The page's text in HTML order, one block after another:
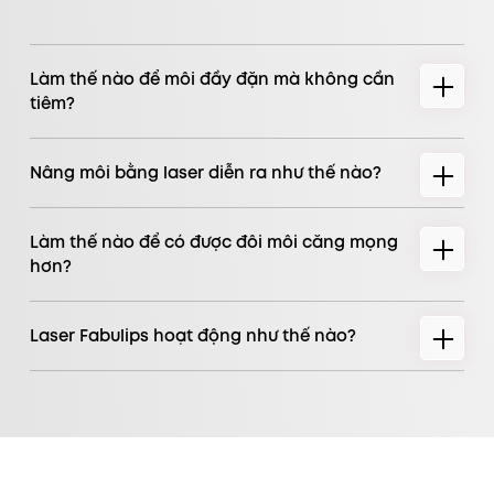
Làm thế nào để môi đầy đặn mà không cần
tiêm?
Nâng môi bằng laser diễn ra như thế nào?
Làm thế nào để có được đôi môi căng mọng
hơn?
Laser Fabulips hoạt động như thế nào?